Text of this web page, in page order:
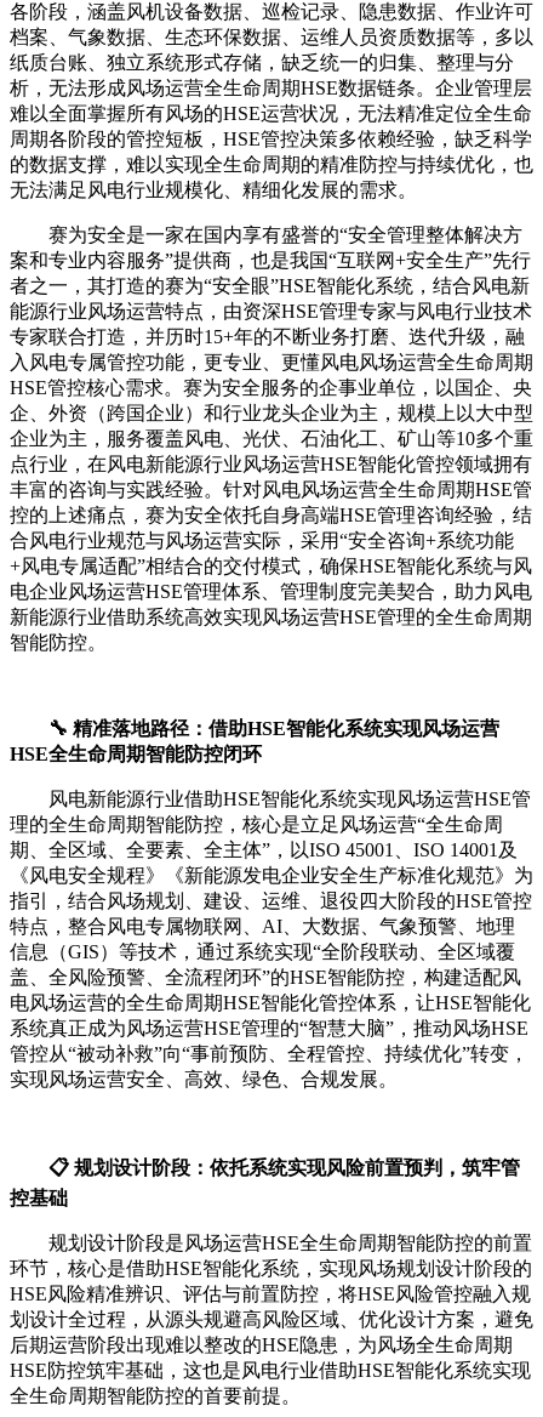
各阶段，涵盖风机设备数据、巡检记录、隐患数据、作业许可
档案、气象数据、生态环保数据、运维人员资质数据等，多以
纸质台账、独立系统形式存储，缺乏统一的归集、整理与分
析，无法形成风场运营全生命周期HSE数据链条。企业管理层
难以全面掌握所有风场的HSE运营状况，无法精准定位全生命
周期各阶段的管控短板，HSE管控决策多依赖经验，缺乏科学
的数据支撑，难以实现全生命周期的精准防控与持续优化，也
无法满足风电行业规模化、精细化发展的需求。
赛为安全是一家在国内享有盛誉的“安全管理整体解决方
案和专业内容服务”提供商，也是我国“互联网+安全生产”先行
者之一，其打造的赛为“安全眼”HSE智能化系统，结合风电新
能源行业风场运营特点，由资深HSE管理专家与风电行业技术
专家联合打造，并历时15+年的不断业务打磨、迭代升级，融
入风电专属管控功能，更专业、更懂风电风场运营全生命周期
HSE管控核心需求。赛为安全服务的企事业单位，以国企、央
企、外资（跨国企业）和行业龙头企业为主，规模上以大中型
企业为主，服务覆盖风电、光伏、石油化工、矿山等10多个重
点行业，在风电新能源行业风场运营HSE智能化管控领域拥有
丰富的咨询与实践经验。针对风电风场运营全生命周期HSE管
控的上述痛点，赛为安全依托自身高端HSE管理咨询经验，结
合风电行业规范与风场运营实际，采用“安全咨询+系统功能
+风电专属适配”相结合的交付模式，确保HSE智能化系统与风
电企业风场运营HSE管理体系、管理制度完美契合，助力风电
新能源行业借助系统高效实现风场运营HSE管理的全生命周期
智能防控。
🔧 精准落地路径：借助HSE智能化系统实现风场运营
HSE全生命周期智能防控闭环
风电新能源行业借助HSE智能化系统实现风场运营HSE管
理的全生命周期智能防控，核心是立足风场运营“全生命周
期、全区域、全要素、全主体”，以ISO 45001、ISO 14001及
《风电安全规程》《新能源发电企业安全生产标准化规范》为
指引，结合风场规划、建设、运维、退役四大阶段的HSE管控
特点，整合风电专属物联网、AI、大数据、气象预警、地理
信息（GIS）等技术，通过系统实现“全阶段联动、全区域覆
盖、全风险预警、全流程闭环”的HSE智能防控，构建适配风
电风场运营的全生命周期HSE智能化管控体系，让HSE智能化
系统真正成为风场运营HSE管理的“智慧大脑”，推动风场HSE
管控从“被动补救”向“事前预防、全程管控、持续优化”转变，
实现风场运营安全、高效、绿色、合规发展。
📋 规划设计阶段：依托系统实现风险前置预判，筑牢管
控基础
规划设计阶段是风场运营HSE全生命周期智能防控的前置
环节，核心是借助HSE智能化系统，实现风场规划设计阶段的
HSE风险精准辨识、评估与前置防控，将HSE风险管控融入规
划设计全过程，从源头规避高风险区域、优化设计方案，避免
后期运营阶段出现难以整改的HSE隐患，为风场全生命周期
HSE防控筑牢基础，这也是风电行业借助HSE智能化系统实现
全生命周期智能防控的首要前提。